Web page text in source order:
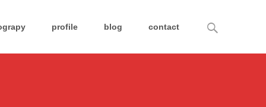
profile blog contact
Search